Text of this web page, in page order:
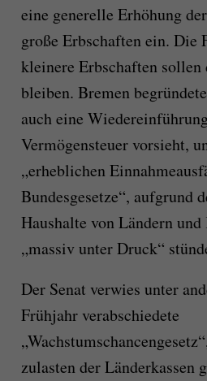
eine generelle Erhöhung
große Erbschaften ein. Die
kleinere Erbschaften sollen
bleiben. Bremen
auch eine
Vermögensteuer vorsieht,
„erheblichen
Bundesgesetze“, aufgrund
Haushalte von Ländern
„massiv unter Druck“
Der Senat verwies unter
Frühjahr verabschiedete
zulasten der Länderkassen